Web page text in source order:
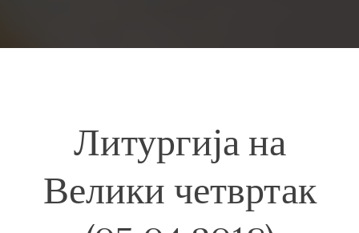
Литургија на
Велики четвртак